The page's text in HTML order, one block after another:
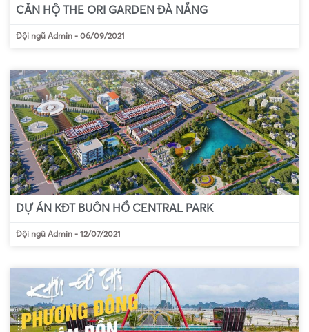
CĂN HỘ THE ORI GARDEN ĐÀ NẴNG
Đội ngũ Admin - 06/09/2021
DỰ ÁN KĐT BUÔN HỒ CENTRAL PARK
Đội ngũ Admin - 12/07/2021